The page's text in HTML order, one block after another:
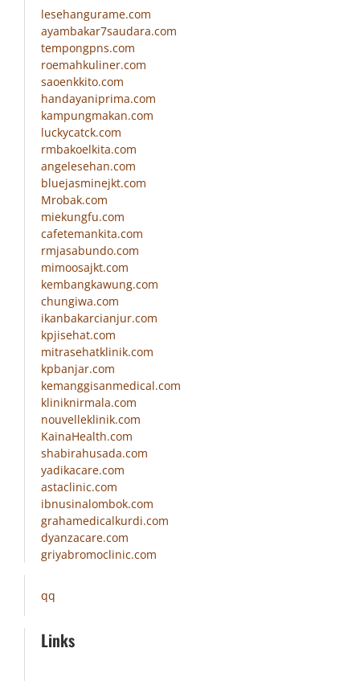
lesehangurame.com
ayambakar7saudara.com
tempongpns.com
roemahkuliner.com
saoenkkito.com
handayaniprima.com
kampungmakan.com
luckycatck.com
rmbakoelkita.com
angelesehan.com
bluejasminejkt.com
Mrobak.com
miekungfu.com
cafetemankita.com
rmjasabundo.com
mimoosajkt.com
kembangkawung.com
chungiwa.com
ikanbakarcianjur.com
kpjisehat.com
mitrasehatklinik.com
kpbanjar.com
kemanggisanmedical.com
kliniknirmala.com
nouvelleklinik.com
KainaHealth.com
shabirahusada.com
yadikacare.com
astaclinic.com
ibnusinalombok.com
grahamedicalkurdi.com
dyanzacare.com
griyabromoclinic.com
qq
Links